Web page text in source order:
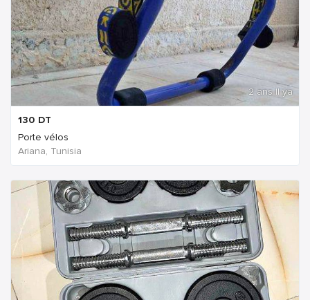
2 ans Il ya
130 DT
Porte vélos
Ariana, Tunisia